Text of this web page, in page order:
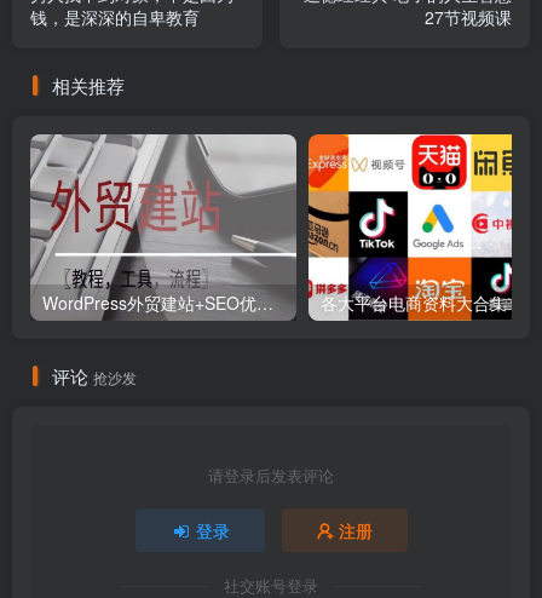
钱，是深深的自卑教育
27节视频课
相关推荐
WordPress外贸建站+SEO优化课程【教程，工具，流程】
评论 抢沙发
请登录后发表评论
登录 注册
社交账号登录